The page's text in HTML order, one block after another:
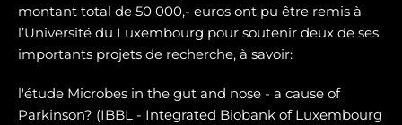
montant total de 50 000,- euros ont pu être remis à
l’Université du Luxembourg pour soutenir deux de ses
importants projets de recherche, à savoir:
l'étude Microbes in the gut and nose - a cause of
Parkinson? (IBBL - Integrated Biobank of Luxembourg